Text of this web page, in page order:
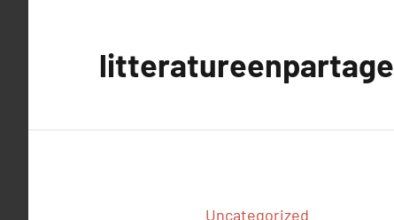
litteratureenpartage
Uncategorized